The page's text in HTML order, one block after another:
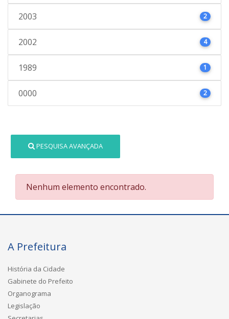
2003 2
2002 4
1989 1
0000 2
PESQUISA AVANÇADA
Nenhum elemento encontrado.
A Prefeitura
História da Cidade
Gabinete do Prefeito
Organograma
Legislação